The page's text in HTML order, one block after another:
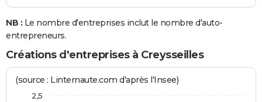
NB : Le nombre d'entreprises inclut le nombre d'auto-
entrepreneurs.
Créations d'entreprises à Creysseilles
(source : Linternaute.com d'après l'Insee)
2,5